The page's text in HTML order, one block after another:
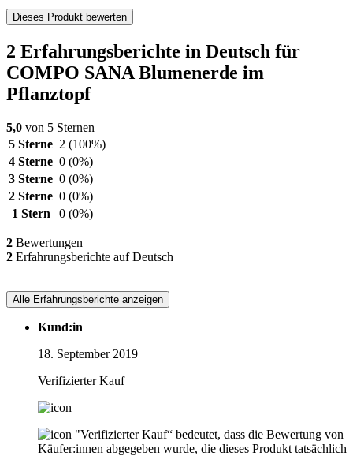
Dieses Produkt bewerten
2 Erfahrungsberichte in Deutsch für
COMPO SANA Blumenerde im
Pflanztopf
5,0 von 5 Sternen
5 Sterne 2 (100%)
4 Sterne 0 (0%)
3 Sterne 0 (0%)
2 Sterne 0 (0%)
1 Stern
0 (0%)
2 Bewertungen
2 Erfahrungsberichte auf Deutsch
Alle Erfahrungsberichte anzeigen
Kund:in
18. September 2019
Verifizierter Kauf
"Verifizierter Kauf“ bedeutet, dass die Bewertung von
Käufer:innen abgegeben wurde, die dieses Produkt tatsächlich